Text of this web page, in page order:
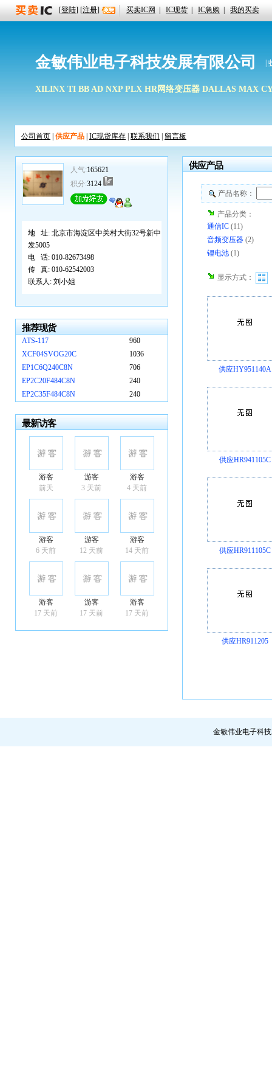
[登陆] [注册] 买卖IC网 IC现货 IC急购 我的买卖
金敏伟业电子科技发展有限公司
XILINX TI BB AD NXP PLX HR网络变压器 DALLAS MAX
公司首页 供应产品 IC现货库存 联系我们 留言板
人气:165621
积分:3124
地 址: 北京市海淀区中关村大街32号新中
发5005
电 话: 010-82673498
传 真: 010-62542003
联系人: 刘小姐
推荐现货
ATS-117
960
XCF04SVOG20C
1036
EP1C6Q240C8N
706
EP2C20F484C8N
240
EP2C35F484C8N
240
最新访客
游客
前天
游客
3 天前
游客
4 天前
游客
6 天前
游客
12 天前
游客
14 天前
游客
17 天前
游客
17 天前
游客
17 天前
供应产品
产品名称：
产品分类：
通信IC (11)
音频变压器 (2)
锂电池 (1)
显示方式：
供应HY951140A
供应HR941105C
供应HR911105C
供应HR911205
金敏伟业电子科